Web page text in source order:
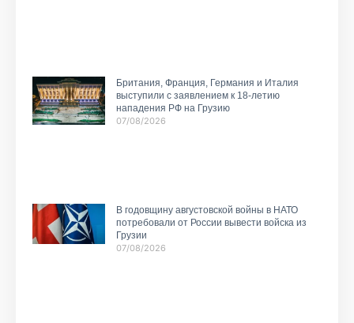
Британия, Франция, Германия и Италия
выступили с заявлением к 18-летию
нападения РФ на Грузию
07/08/2026
В годовщину августовской войны в НАТО
потребовали от России вывести войска из
Грузии
07/08/2026